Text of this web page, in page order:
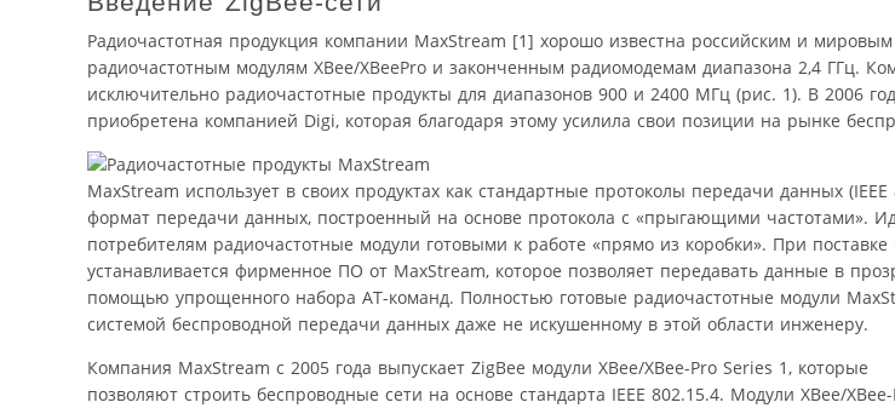
Радиочастотная продукция компании MaxStream [1] хорошо известна российским и
радиочастотным модулям XBee/XBeePro и законченным радиомодемам диапазона 2,4 ГГц.
исключительно радиочастотные продукты для диапазонов 900 и 2400 МГц (рис. 1). В 2006
приобретена компанией Digi, которая благодаря этому усилила свои позиции на рынке
МахStream использует в своих продуктах как стандартные протоколы передачи данных
формат передачи данных, построенный на основе протокола с «прыгающими частотами».
потребителям радиочастотные модули готовыми к работе «прямо из коробки». При
устанавливается фирменное ПО от MaxStream, которое позволяет передавать данные в
помощью упрощенного набора AT-команд. Полностью готовые радиочастотные модули
системой беспроводной передачи данных даже не искушенному в этой области инженеру.
Компания MaxStream с 2005 года выпускает ZigBee модули XBee/XBee-Pro Series 1, которые
позволяют строить беспроводные сети на основе стандарта IEEE 802.15.4. Модули XBee/